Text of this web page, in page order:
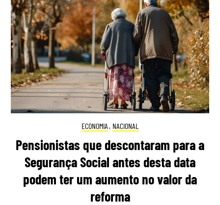
ECONOMIA , NACIONAL
Pensionistas que descontaram para a
Segurança Social antes desta data
podem ter um aumento no valor da
reforma